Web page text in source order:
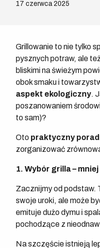
17 czerwca 2025
Grillowanie to nie tylko
pysznych potraw, ale
bliskimi na świeżym
obok smaku i
aspekt ekologiczny.
poszanowaniem
to sam)?
Oto praktyczny
zorganizować
1. Wybór grilla –
Zacznijmy od podstaw.
swoje uroki, ale może
emituje dużo dymu i
pochodzące z
Na szczęście istnieją